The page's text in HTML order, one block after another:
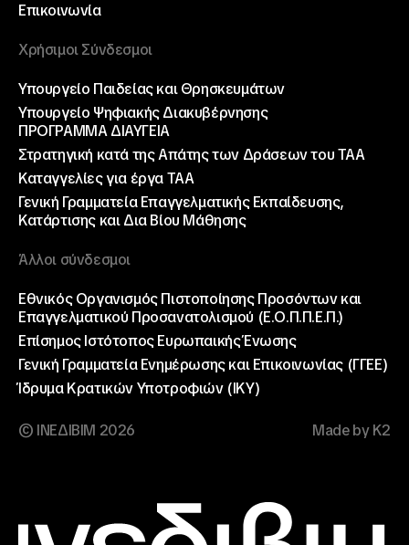
Επικοινωνία
Χρήσιμοι Σύνδεσμοι
Υπουργείο Παιδείας και Θρησκευμάτων
Υπουργείο Ψηφιακής Διακυβέρνησης
ΠΡΟΓΡΑΜΜΑ ΔΙΑΥΓΕΙΑ
Στρατηγική κατά της Απάτης των Δράσεων του ΤΑΑ
Καταγγελίες για έργα ΤΑΑ
Γενική Γραμματεία Επαγγελματικής Εκπαίδευσης,
Κατάρτισης και Δια Βίου Μάθησης
Άλλοι σύνδεσμοι
Εθνικός Οργανισμός Πιστοποίησης Προσόντων και
Επαγγελματικού Προσανατολισμού (Ε.Ο.Π.Π.Ε.Π.)
Επίσημος Ιστότοπος Ευρωπαικής Ένωσης
Γενική Γραμματεία Ενημέρωσης και Επικοινωνίας (ΓΓΕΕ)
Ίδρυμα Κρατικών Υποτροφιών (ΙΚΥ)
© ΙΝΕΔΙΒΙΜ 2026 Made by K2